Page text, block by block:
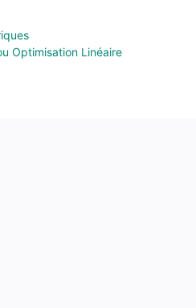
Optimisation Linéaire